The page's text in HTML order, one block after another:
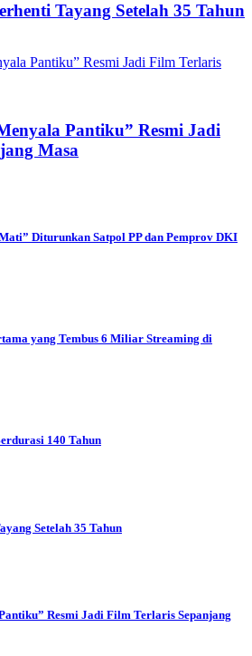
Tayang Setelah 35 Tahun
Pantiku” Resmi Jadi
Masa
Diturunkan Satpol PP dan Pemprov DKI
yang Tembus 6 Miliar Streaming di
140 Tahun
Setelah 35 Tahun
Resmi Jadi Film Terlaris Sepanjang